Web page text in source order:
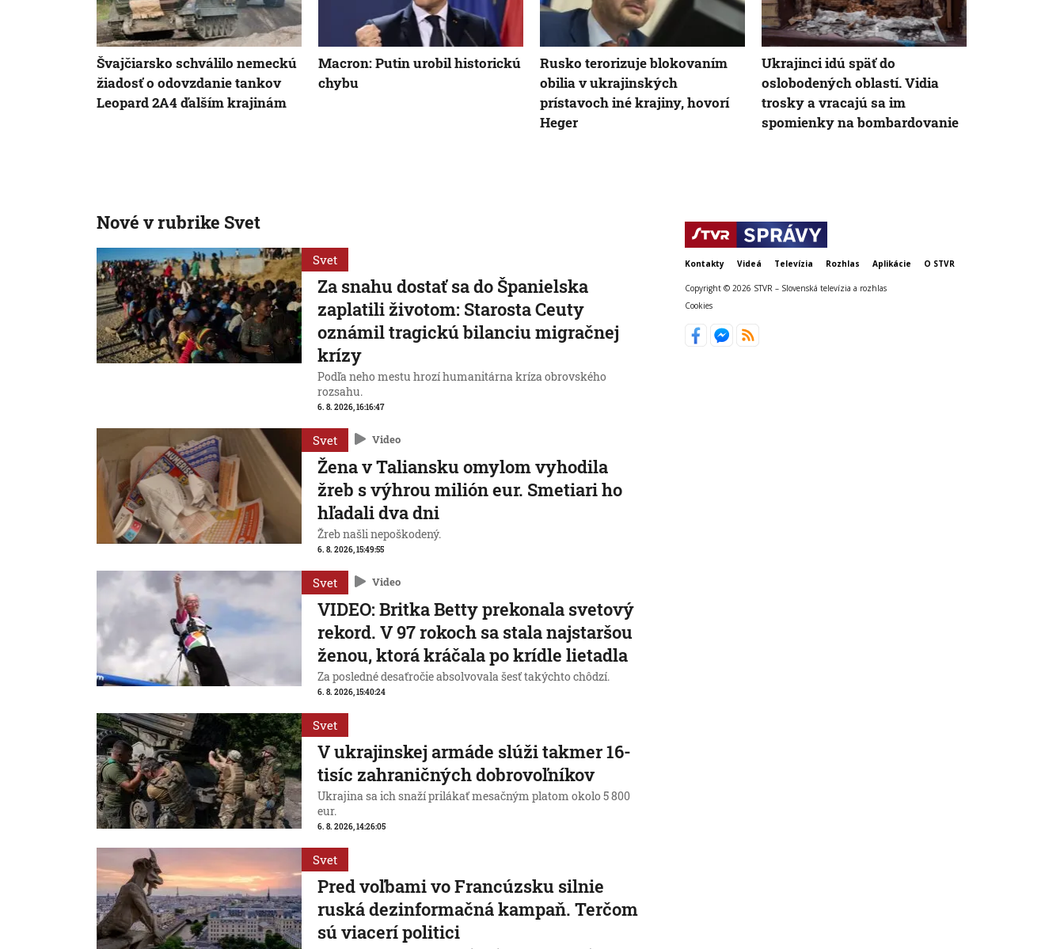
Švajčiarsko schválilo nemeckú
žiadosť o odovzdanie tankov
Leopard 2A4 ďalším krajinám
Macron: Putin urobil historickú
chybu
Rusko terorizuje blokovaním
obilia v ukrajinských
prístavoch iné krajiny, hovorí
Heger
Ukrajinci idú späť do
oslobodených oblastí. Vidia
trosky a vracajú sa im
spomienky na bombardovanie
Nové v rubrike Svet
Svet
Za snahu dostať sa do Španielska
zaplatili životom: Starosta Ceuty
oznámil tragickú bilanciu migračnej
krízy
Podľa neho mestu hrozí humanitárna kríza obrovského
rozsahu.
6. 8. 2026, 16:16:47
Svet Video
Žena v Taliansku omylom vyhodila
žreb s výhrou milión eur. Smetiari ho
hľadali dva dni
Žreb našli nepoškodený.
6. 8. 2026, 15:49:55
Svet Video
VIDEO: Britka Betty prekonala svetový
rekord. V 97 rokoch sa stala najstaršou
ženou, ktorá kráčala po krídle lietadla
Za posledné desaťročie absolvovala šesť takýchto chôdzí.
6. 8. 2026, 15:40:24
Svet
V ukrajinskej armáde slúži takmer 16-
tisíc zahraničných dobrovoľníkov
Ukrajina sa ich snaží prilákať mesačným platom okolo 5 800
eur.
6. 8. 2026, 14:26:05
Svet
Pred voľbami vo Francúzsku silnie
ruská dezinformačná kampaň. Terčom
sú viacerí politici
Kontakty Videá Televízia Rozhlas Aplikácie O STVR
Copyright © 2026 STVR – Slovenská televízia a rozhlas
Cookies